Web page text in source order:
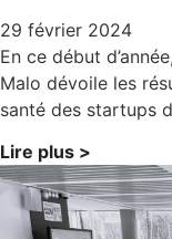
29 février 2024
En ce début
Malo dévoile les
santé des startups
Lire plus >